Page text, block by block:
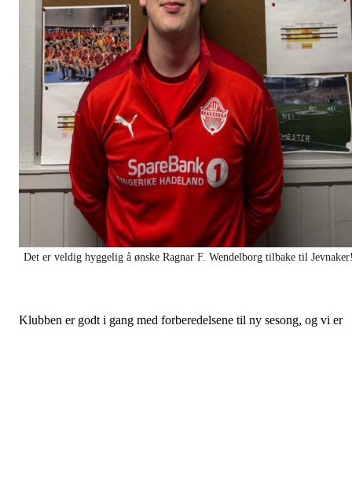
Det er veldig hyggelig å ønske Ragnar F. Wendelborg tilbake til
Klubben er godt i gang med forberedelsene til ny sesong, og vi er